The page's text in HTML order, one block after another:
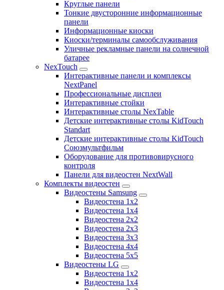
Круглые панели
Тонкие двусторонние информационные
панели
Информационные киоски
Киоски/терминалы самообслуживания
Уличные рекламные панели на солнечной
батарее
NexTouch
Интерактивные панели и комплексы
NextPanel
Профессиональные дисплеи
Интерактивные стойки
Интерактивные столы NexTable
Детские интерактивные столы KidTouch
Standart
Детские интерактивные столы KidTouch
Союзмультфильм
Оборудование для противовирусного
контроля
Панели для видеостен NextWall
Комплекты видеостен
Видеостены Samsung
Видеостена 1x2
Видеостена 1x4
Видеостена 2x2
Видеостена 2х3
Видеостена 3x3
Видеостена 4x4
Видеостена 5x5
Видеостены LG
Видеостена 1x2
Видеостена 1x4